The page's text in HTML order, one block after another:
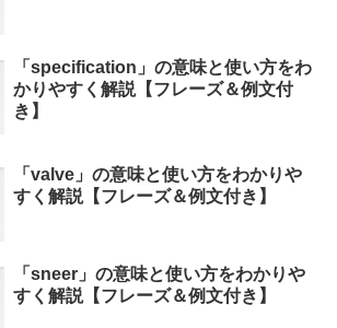
「specification」の意味と使い方をわ
かりやすく解説【フレーズ＆例文付
き】
「valve」の意味と使い方をわかりや
すく解説【フレーズ＆例文付き】
「sneer」の意味と使い方をわかりや
すく解説【フレーズ＆例文付き】